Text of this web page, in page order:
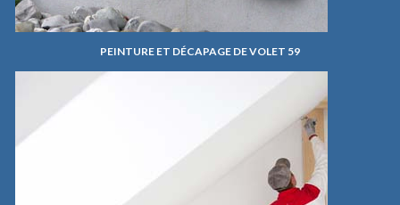
PEINTURE ET DÉCAPAGE DE VOLET 59